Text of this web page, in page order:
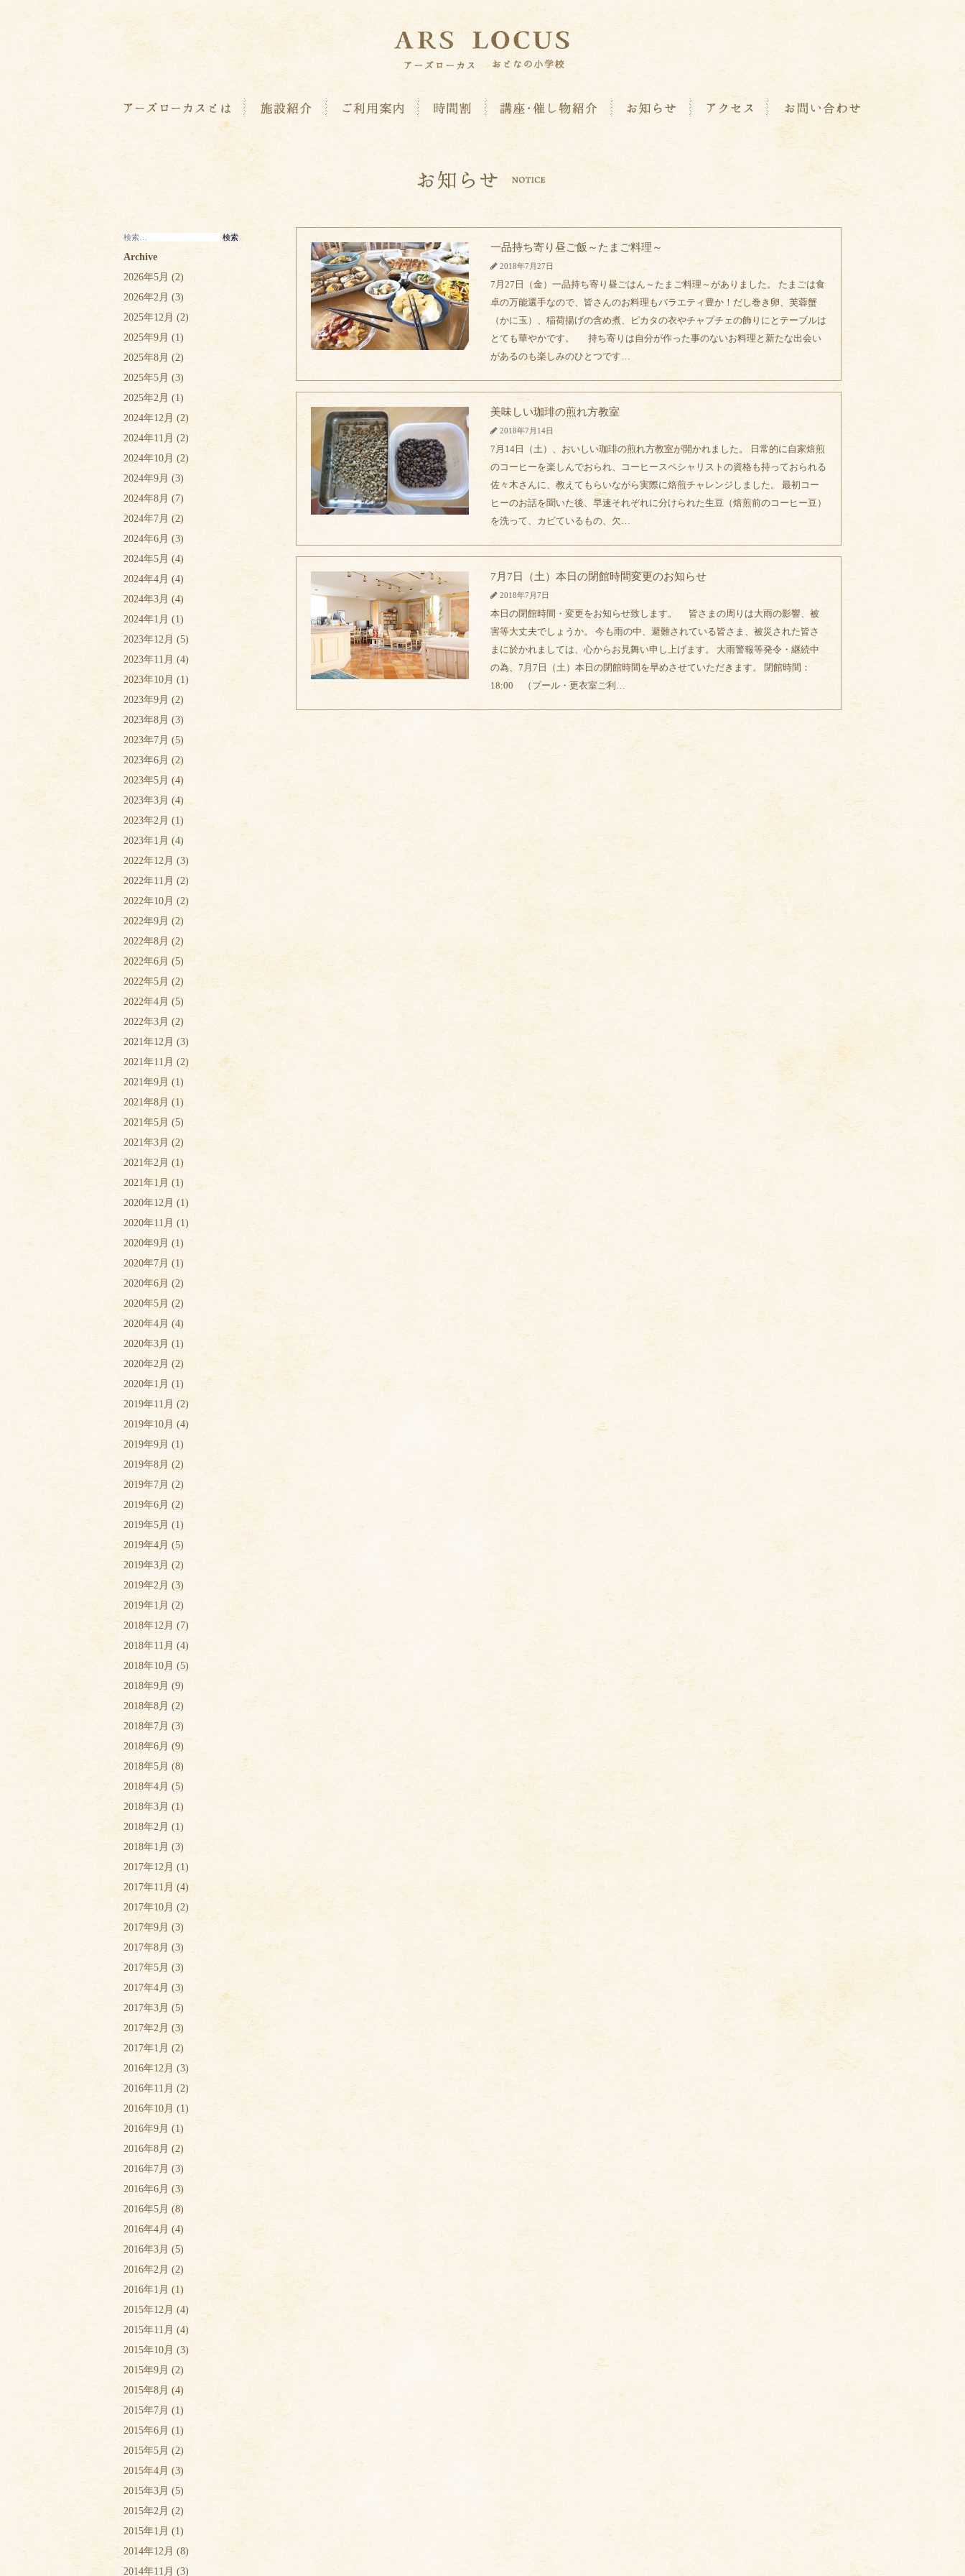
一品持ち寄り昼ご飯～たまご料理～
2018年7月27日
7月27日（金）一品持ち寄り昼ごはん～たまご料理～がありました。 たまごは食
卓の万能選手なので、皆さんのお料理もバラエティ豊か！だし巻き卵、芙蓉蟹
（かに玉）、稲荷揚げの含め煮、ピカタの衣やチャプチェの飾りにとテーブルは
とても華やかです。 持ち寄りは自分が作った事のないお料理と新たな出会い
があるのも楽しみのひとつです…
美味しい珈琲の煎れ方教室
2018年7月14日
7月14日（土）、おいしい珈琲の煎れ方教室が開かれました。 日常的に自家焙煎
のコーヒーを楽しんでおられ、コーヒースペシャリストの資格も持っておられる
佐々木さんに、教えてもらいながら実際に焙煎チャレンジしました。 最初コー
ヒーのお話を聞いた後、早速それぞれに分けられた生豆（焙煎前のコーヒー豆）
を洗って、カビているもの、欠…
7月7日（土）本日の閉館時間変更のお知らせ
2018年7月7日
本日の閉館時間・変更をお知らせ致します。 皆さまの周りは大雨の影響、被
害等大丈夫でしょうか。 今も雨の中、避難されている皆さま、被災された皆さ
まに於かれましては、心からお見舞い申し上げます。 大雨警報等発令・継続中
の為、7月7日（土）本日の閉館時間を早めさせていただきます。 閉館時間：
18:00 （プール・更衣室ご利…
検
索:
Archive
2026年5月 (2)
2026年2月 (3)
2025年12月 (2)
2025年9月 (1)
2025年8月 (2)
2025年5月 (3)
2025年2月 (1)
2024年12月 (2)
2024年11月 (2)
2024年10月 (2)
2024年9月 (3)
2024年8月 (7)
2024年7月 (2)
2024年6月 (3)
2024年5月 (4)
2024年4月 (4)
2024年3月 (4)
2024年1月 (1)
2023年12月 (5)
2023年11月 (4)
2023年10月 (1)
2023年9月 (2)
2023年8月 (3)
2023年7月 (5)
2023年6月 (2)
2023年5月 (4)
2023年3月 (4)
2023年2月(1)
2023年1月(4)
2022年12月 (3)
2022年11月 (2)
2022年10月 (2)
2022年9月 (2)
2022年8月 (2)
2022年6月 (5)
2022年5月 (2)
2022年4月 (5)
2022年3月 (2)
2021年12月 (3)
2021年11月 (2)
2021年9月 (1)
2021年8月 (1)
2021年5月 (5)
2021年3月 (2)
2021年2月 (1)
2021年1月(1)
2020年12月 (1)
2020年11月 (1)
2020年9月 (1)
2020年7月 (1)
2020年6月(2)
2020年5月 (2)
2020年4月 (4)
2020年3月 (1)
2020年2月 (2)
2020年1月 (1)
2019年11月 (2)
2019年10月(4)
2019年9月 (1)
2019年8月 (2)
2019年7月 (2)
2019年6月 (2)
2019年5月 (1)
2019年4月 (5)
2019年3月(2)
2019年2月 (3)
2019年1月 (2)
2018年12月 (7)
2018年11月 (4)
2018年10月 (5)
2018年9月 (9)
2018年8月 (2)
2018年7月 (3)
2018年6月 (9)
2018年5月 (8)
2018年4月 (5)
2018年3月 (1)
2018年2月 (1)
2018年1月 (3)
2017年12月 (1)
2017年11月(4)
2017年10月 (2)
2017年9月 (3)
2017年8月 (3)
2017年5月 (3)
2017年4月 (3)
2017年3月 (5)
2017年2月 (3)
2017年1月 (2)
2016年12月 (3)
2016年11月 (2)
2016年10月(1)
2016年9月 (1)
2016年8月 (2)
2016年7月 (3)
2016年6月(3)
2016年5月 (8)
2016年4月 (4)
2016年3月 (5)
2016年2月 (2)
2016年1月 (1)
2015年12月 (4)
2015年11月 (4)
2015年10月 (3)
2015年9月 (2)
2015年8月 (4)
2015年7月 (1)
2015年6月 (1)
2015年5月 (2)
2015年4月 (3)
2015年3月 (5)
2015年2月 (2)
2015年1月(1)
2014年12月 (8)
2014年11月 (3)